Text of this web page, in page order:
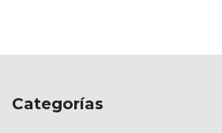
Categorías